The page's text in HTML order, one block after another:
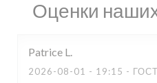
Оценки
Patrice L
2026-08-01 - 19:15 -